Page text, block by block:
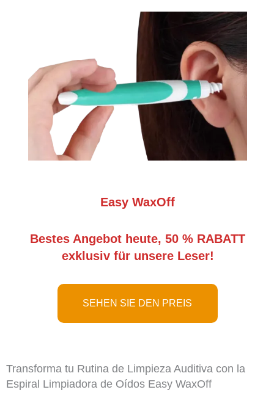
Easy WaxOff
Bestes Angebot heute, 50 % RABATT
exklusiv für unsere Leser!
SEHEN SIE DEN PREIS
Transforma tu Rutina de Limpieza Auditiva con la
Espiral Limpiadora de Oídos Easy WaxOff